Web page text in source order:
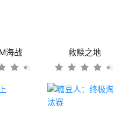
海战 救赎之地